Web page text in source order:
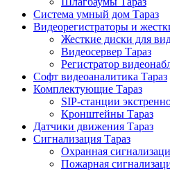
Система умный дом Тараз
Видеорегистраторы и
Жесткие диски для
Видеосервер Тараз
Регистратор
Софт видеоаналитика Тараз
Комплектующие Тараз
SIP-станции
Кронштейны Тараз
Датчики движения Тараз
Сигнализация Тараз
Охранная
Пожарная